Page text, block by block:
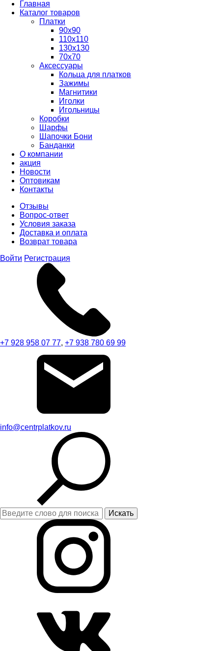
Главная
Каталог товаров
Платки
90x90
110x110
130x130
70х70
Аксессуары
Кольца для платков
Зажимы
Магнитики
Иголки
Игольницы
Коробки
Шарфы
Шапочки Бони
Банданки
О компании
акция
Новости
Оптовикам
Контакты
Отзывы
Вопрос-ответ
Условия заказа
Доставка и оплата
Возврат товара
Войти Регистрация
+7 928 958 07 77, +7 938 780 69 99
info@centrplatkov.ru